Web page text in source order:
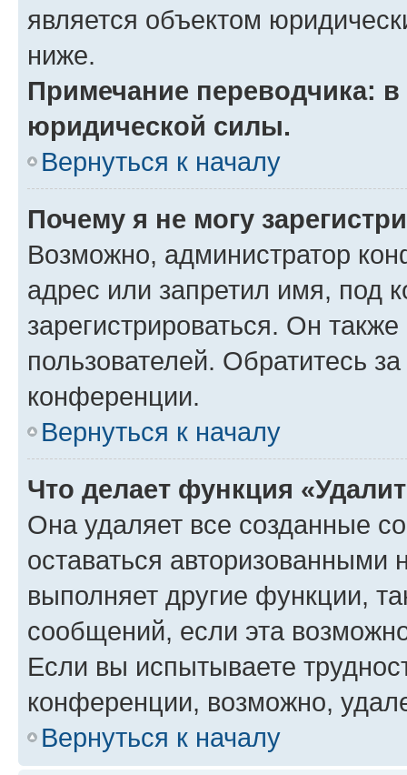
является объектом
ниже.
Примечание переводчика:
юридической силы.
Вернуться к началу
Почему я не могу
Возможно, администратор
адрес или запретил имя, под
зарегистрироваться. Он
пользователей. Обратитесь
конференции.
Вернуться к началу
Что делает функция
Она удаляет все созданные
оставаться авторизованными
выполняет другие функции,
сообщений, если эта
Если вы испытываете
конференции, возможно,
Вернуться к началу